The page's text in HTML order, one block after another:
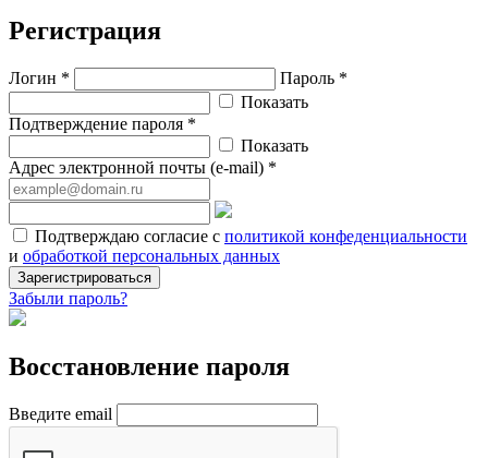
Регистрация
Логин *
Пароль *
Показать
Подтверждение пароля *
Показать
Адрес электронной почты (e-mail) *
Подтверждаю согласие с политикой конфеденциальности
и обработкой персональных данных
Зарегистрироваться
Забыли пароль?
Восстановление пароля
Введите email